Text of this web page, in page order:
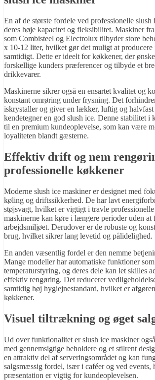
En af de største fordele ved professionelle slush
deres høje kapacitet og fleksibilitet. Maskiner
som Combisteel og Electrolux tilbyder store
x 10-12 liter, hvilket gør det muligt at producere
samtidigt. Dette er ideelt for køkkener, der
forskellige kunders præferencer og tilbyde et
drikkevarer.
Maskinerne sikrer også en ensartet kvalitet og
konstant omrøring under frysning. Det
iskrystaller og giver en lækker, luftig og halvfast
kendetegner en god slush ice. Denne stabilitet i
til en premium kundeoplevelse, som kan være
loyaliteten blandt gæsterne.
Effektiv drift og nem
professionelle køkkener
Moderne slush ice maskiner er designet med
køling og driftssikkerhed. De har lavt
støjsvagt, hvilket er vigtigt i travle
maskinerne kan køre i længere perioder uden at
arbejdsmiljøet. Derudover er de robuste og
brug, hvilket sikrer lang levetid og pålidelighed.
En anden væsentlig fordel er den nemme
Mange modeller har automatiske funktioner
temperaturstyring, og deres dele kan let skilles
effektiv rengøring. Det reducerer
samtidig høj hygiejnestandard, hvilket er
køkkener.
Visuel tiltrækning og øget
Ud over funktionalitet er slush ice maskiner
med gennemsigtige beholdere og et stilrent
en attraktiv del af serveringsområdet og kan
salgsmæssig fordel, især i caféer og ved events,
præsentation er vigtig for kundeoplevelsen.